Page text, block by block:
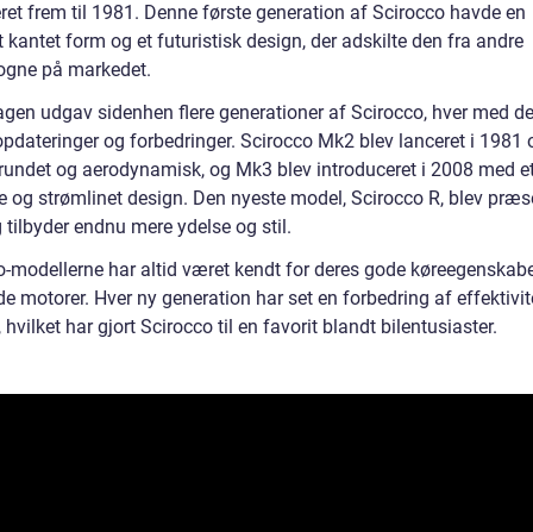
frem til 1981. Denne første generation af Scirocco havde en
kantet form og et futuristisk design, der adskilte den fra andre
på markedet.
udgav sidenhen flere generationer af Scirocco, hver med
og forbedringer. Scirocco Mk2 blev lanceret i 1981
og aerodynamisk, og Mk3 blev introduceret i 2008 med
og strømlinet design. Den nyeste model, Scirocco R, blev
tilbyder endnu mere ydelse og stil.
modellerne har altid været kendt for deres gode
motorer. Hver ny generation har set en forbedring af
hvilket har gjort Scirocco til en favorit blandt bilentusiaster.